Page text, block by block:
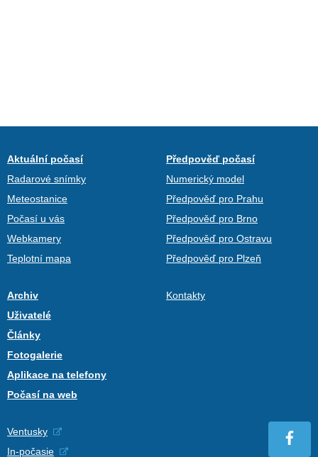
Aktuální počasí
Radarové snímky
Meteostanice
Počasí u vás
Webkamery
Teplotní mapa
Předpověď počasí
Numerický model
Předpověď pro Prahu
Předpověď pro Brno
Předpověď pro Ostravu
Předpověď pro Plzeň
Archiv
Uživatelé
Články
Fotogalerie
Aplikace na telefony
Počasí na web
Kontakty
Ventusky
In-počasie